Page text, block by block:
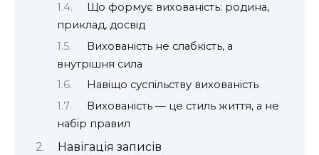
Що формує вихованість: родина,
приклад, досвід
Вихованість не слабкість, а
внутрішня сила
Навіщо суспільству вихованість
Вихованість — це стиль життя, а не
набір правил
Навігація записів